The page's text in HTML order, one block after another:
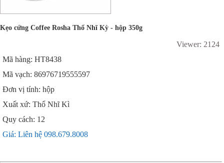
Kẹo cứng Coffee Rosha Thổ Nhĩ Kỳ - hộp 350g
Viewer: 2124
Mã hàng: HT8438
Mã vạch: 86976719555597
Đơn vị tính: hộp
Xuất xứ: Thổ Nhĩ Kì
Quy cách: 12
Giá: Liên hệ 098.679.8008